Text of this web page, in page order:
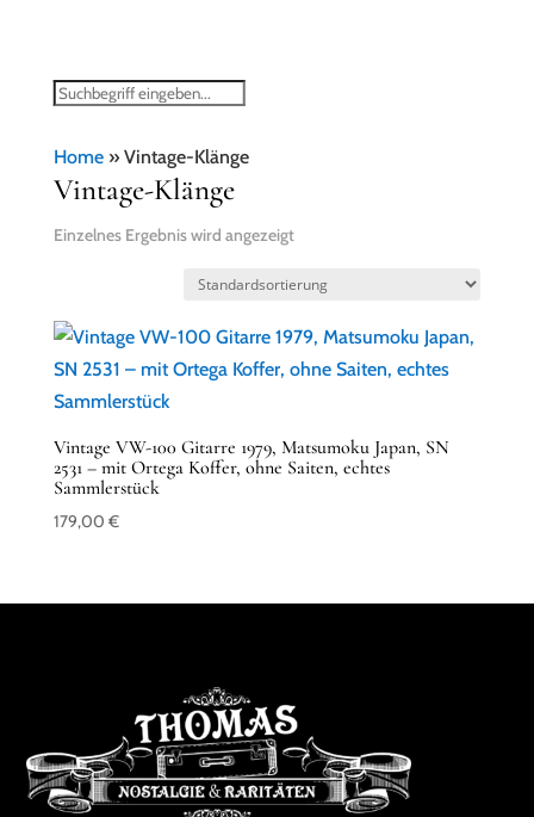
Home» Vintage-Klänge
Vintage-Klänge
Einzelnes Ergebnis wird angezeigt
Vintage VW-100 Gitarre 1979, Matsumoku Japan, SN
2531 – mit Ortega Koffer, ohne Saiten, echtes
Sammlerstück
179,00 €